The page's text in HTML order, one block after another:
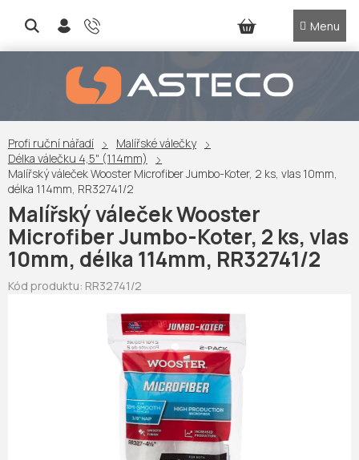
NÁKUPNÍ
KOŠÍK
Malířský váleček Wooster
Microfiber Jumbo-Koter, 2 ks, vlas
10mm, délka 114mm, RR32741/2
Kód produktu: RR32741/2
Profi ruční nářadí
Malířské válečky
Délka válečku 4,5" (114mm)
Malířský váleček Wooster Microfiber Jumbo-Koter, 2 ks, vlas 10mm,
délka 114mm, RR32741/2